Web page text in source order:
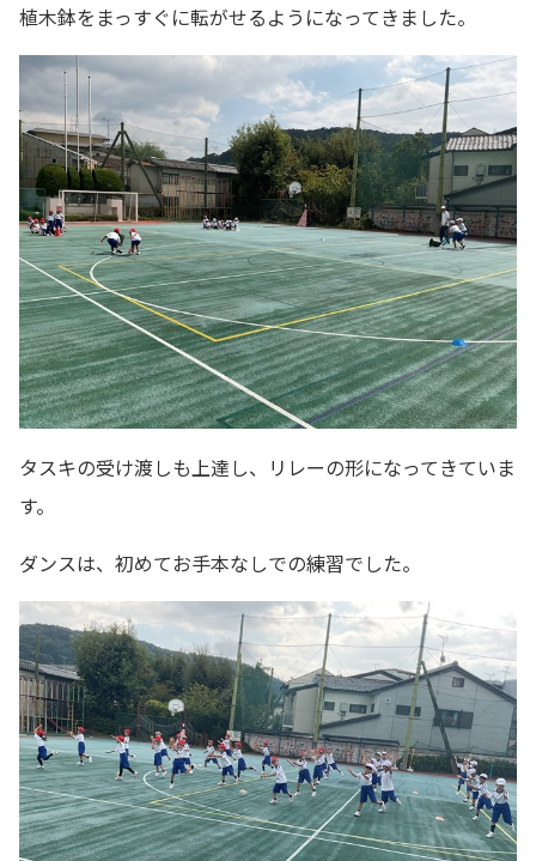
植木鉢をまっすぐに転がせるようになってきました。
タスキの受け渡しも上達し、リレーの形になってきていま
す。
ダンスは、初めてお手本なしでの練習でした。